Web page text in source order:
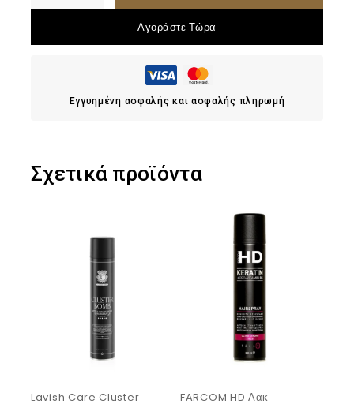
Αγοράστε Τώρα
Εγγυημένη ασφαλής και ασφαλής πληρωμή
Σχετικά προϊόντα
Lavish Care Cluster
FARCOM HD Λακ